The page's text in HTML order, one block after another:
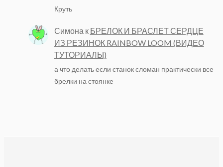
Круть
Симона к БРЕЛОК И БРАСЛЕТ СЕРДЦЕ
ИЗ РЕЗИНОК RAINBOW LOOM (ВИДЕО
ТУТОРИАЛЫ)
а что делать если станок сломан практически все
брелки на стоянке